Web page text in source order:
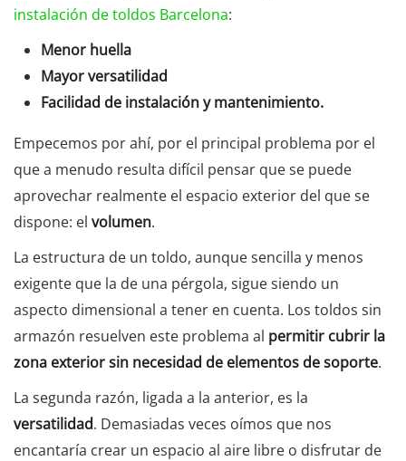
instalación de toldos Barcelona:
Menor huella
Mayor versatilidad
Facilidad de instalación y mantenimiento.
Empecemos por ahí, por el principal problema por el
que a menudo resulta difícil pensar que se puede
aprovechar realmente el espacio exterior del que se
dispone: el volumen.
La estructura de un toldo, aunque sencilla y menos
exigente que la de una pérgola, sigue siendo un
aspecto dimensional a tener en cuenta. Los toldos sin
armazón resuelven este problema al permitir cubrir la
zona exterior sin necesidad de elementos de soporte.
La segunda razón, ligada a la anterior, es la
versatilidad. Demasiadas veces oímos que nos
encantaría crear un espacio al aire libre o disfrutar de